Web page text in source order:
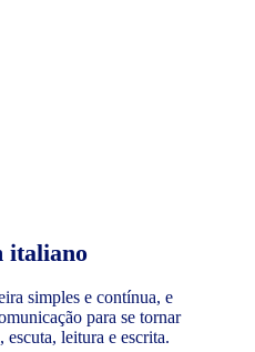
italiano
simples e contínua, e
para se tornar
leitura e escrita.